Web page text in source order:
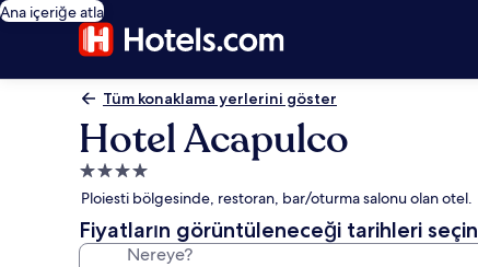
Ana içeriğe atla
Tüm konaklama yerlerini göster
Hotel Acapulco
4.0
yıldızlı
konaklama
yeri
Ploiesti bölgesinde, restoran, bar/oturma salonu olan otel.
Fiyatların görüntüleneceği tarihleri seçin
Nereye?